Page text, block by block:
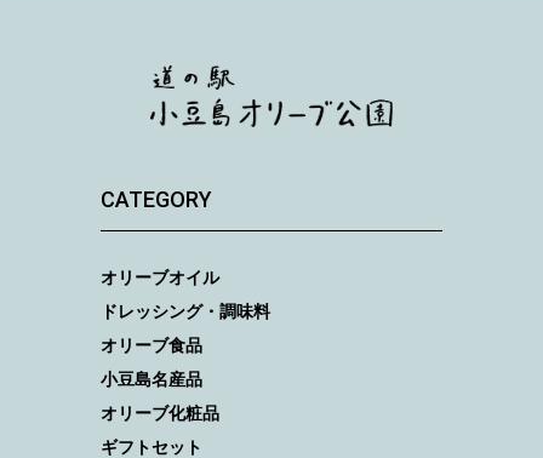
CATEGORY
オリーブオイル
ドレッシング・調味料
オリーブ食品
小豆島名産品
オリーブ化粧品
ギフトセット